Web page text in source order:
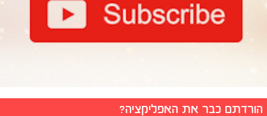
הורדתם כבר את האפליקציה?